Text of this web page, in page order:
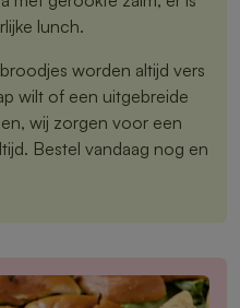
lunch.
worden altijd vers
wilt of een uitgebreide
wij zorgen voor een
Bestel vandaag nog en